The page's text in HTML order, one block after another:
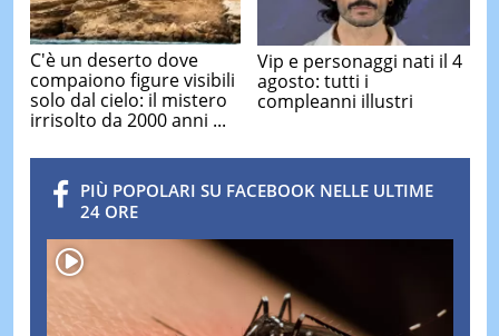
C'è un deserto dove
compaiono figure visibili
solo dal cielo: il mistero
irrisolto da 2000 anni ...
Vip e personaggi nati il 4
agosto: tutti i
compleanni illustri
PIÙ POPOLARI SU FACEBOOK NELLE ULTIME
24 ORE